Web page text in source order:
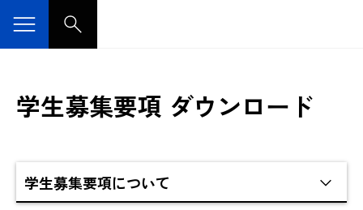
学生募集要項 ダウンロード